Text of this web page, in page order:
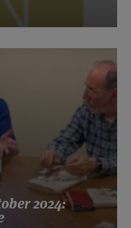
2024: